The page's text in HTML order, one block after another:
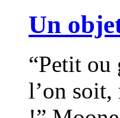
Un
“Petit ou
l’on soit,